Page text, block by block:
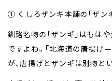
① くしろザンギ本舗の「ザン
釧路名物の「ザンギ」はもは
ですよね。「北海道の唐揚げ
が、唐揚げとザンギは別物と